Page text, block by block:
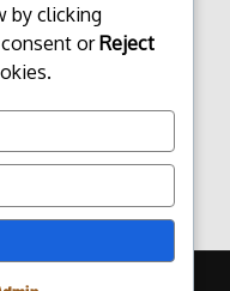
Bali Subway kembali
sorotan setelah
memastikan
adwalkan mulai April.
Januari 8, 2026
More
News | Powered by
by clicking
orReject